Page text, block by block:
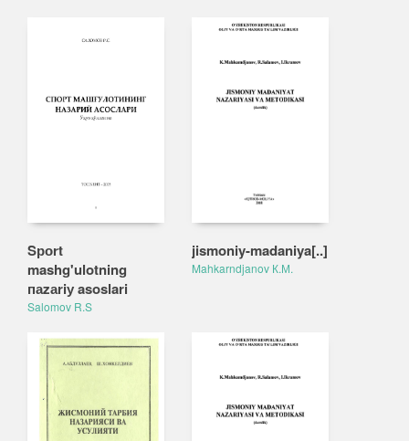
Sроrt
mashg'ulotning
паzаriу asoslari
Salomov R.S
jismoniy-madaniya[..]
Mahkarndjanov К.М.